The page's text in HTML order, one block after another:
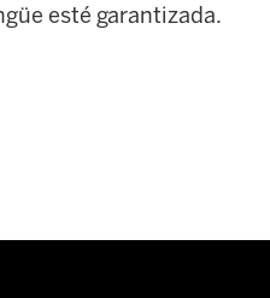
esté garantizada.